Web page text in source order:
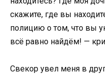
скажите, где вы
полицию о том, что вы
всё равно найдём! —
Свекор увел меня в